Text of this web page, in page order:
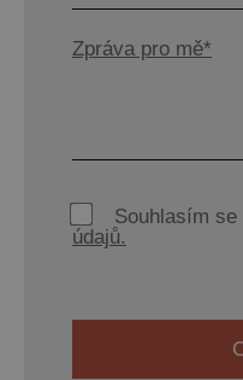
Zpráva pro mě*
Souhlasím se
údajů.